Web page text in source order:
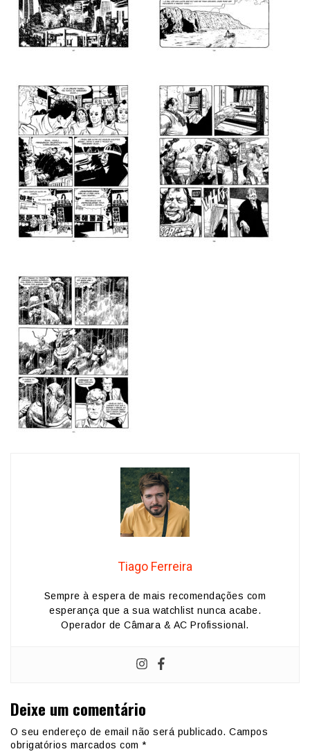
Tiago Ferreira
Sempre à espera de mais recomendações com
esperança que a sua watchlist nunca acabe.
Operador de Câmara & AC Profissional.
Deixe um comentário
O seu endereço de email não será publicado. Campos
obrigatórios marcados com *